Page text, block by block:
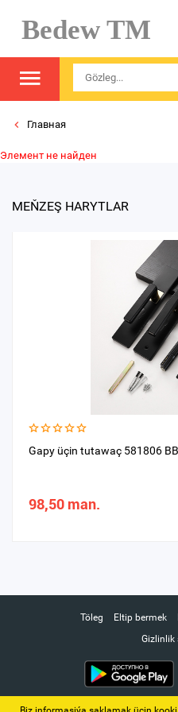
Bedew TM
Главная
Элемент не найден
MEŇZEŞ HARYTLAR
Gapy üçin tutawaç 581806
98,50 man.
Töleg Eltip bermek
Gizlinlik